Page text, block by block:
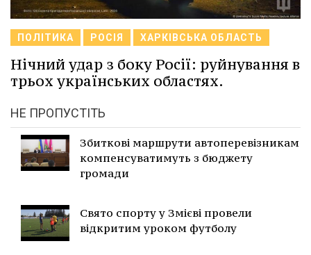
ПОЛІТИКА РОСІЯ ХАРКІВСЬКА ОБЛАСТЬ
Нічний удар з боку Росії: руйнування в
трьох українських областях.
НЕ ПРОПУСТІТЬ
Збиткові маршрути автоперевізникам
компенсуватимуть з бюджету
громади
Свято спорту у Змієві провели
відкритим уроком футболу